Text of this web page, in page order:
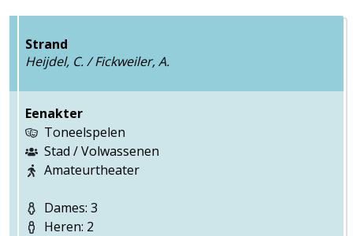
Strand
Heijdel, C. / Fickweiler, A.
Eenakter
Toneelspelen
Stad / Volwassenen
Amateurtheater
Dames: 3
Heren: 2